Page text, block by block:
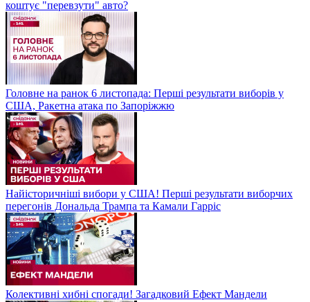
коштує "перевзути" авто?
Головне на ранок 6 листопада: Перші результати виборів у
США, Ракетна атака по Запоріжжю
Найісторичніші вибори у США! Перші результати виборчих
перегонів Дональда Трампа та Камали Гарріс
Колективні хибні спогади! Загадковий Ефект Мандели